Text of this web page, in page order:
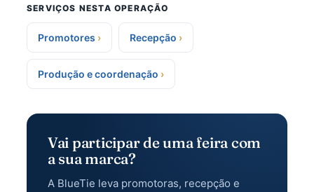
SERVIÇOS NESTA OPERAÇÃO
Promotores Recepção
Produção e coordenação
Vai participar de uma feira com
a sua marca?
A BlueTie leva promotoras, recepção e